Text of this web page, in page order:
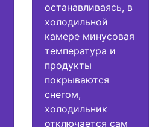
останавливаясь, в
холодильной
камере минусовая
температура и
продукты
покрываются
снегом,
холодильник
отключается сам